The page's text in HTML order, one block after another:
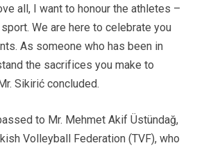
all, I want to honour the athletes –
We are here to celebrate you
As someone who has been in
the sacrifices you make to
Sikirić concluded.
to Mr. Mehmet Akif Üstündağ,
Volleyball Federation (TVF), who